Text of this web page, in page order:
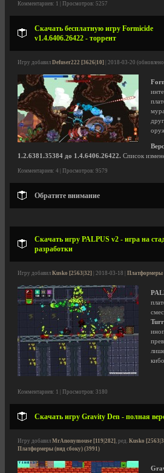
Комментариев: 1 | Просмотров: 5257
Скачать бесплатную игру Formicide
v1.4.6406.26422 - торрент
Игру добавил Defuser222 [3626|10] | 2018-03-20
1.2.6381.35384 до 1.4.6406.26422. Список
Комментариев: 4 | Просмотров: 9579
Обратите внимание
Скачать игру PALPUS v2 - игра на
разработки
Игру добавил Kusko [2563|32] | 2018-03-18 | Платформеры
Комментариев: 1 | Просмотров: 3180
Скачать игру Gravity Den - полная
Игру добавил MrAnonymouse [119|282], ред. Kusko
Платформеры (вид сбоку) (3991)